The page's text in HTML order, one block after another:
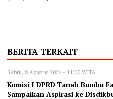
BERITA TERKAIT
Sabtu, 8 Agustus 2026 - 11:00 WITA
Komisi I DPRD Tanah Bumbu
Sampaikan Aspirasi ke